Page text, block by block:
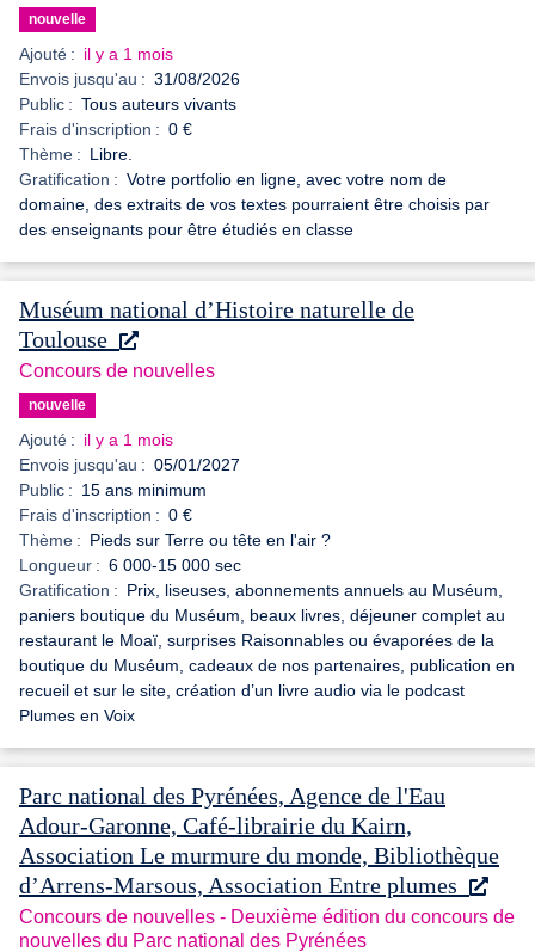
nouvelle
Ajouté : il y a 1 mois
Envois jusqu'au : 31/08/2026
Public : Tous auteurs vivants
Frais d'inscription : 0 €
Thème : Libre.
Gratification : Votre portfolio en ligne, avec votre nom de
domaine, des extraits de vos textes pourraient être choisis par
des enseignants pour être étudiés en classe
Muséum national d’Histoire naturelle de
Toulouse
Concours de nouvelles
nouvelle
Ajouté : il y a 1 mois
Envois jusqu'au : 05/01/2027
Public : 15 ans minimum
Frais d'inscription : 0 €
Thème : Pieds sur Terre ou tête en l'air ?
Longueur : 6 000-15 000 sec
Gratification : Prix, liseuses, abonnements annuels au Muséum,
paniers boutique du Muséum, beaux livres, déjeuner complet au
restaurant le Moaï, surprises Raisonnables ou évaporées de la
boutique du Muséum, cadeaux de nos partenaires, publication en
recueil et sur le site, création d’un livre audio via le podcast
Plumes en Voix
Parc national des Pyrénées, Agence de l'Eau
Adour-Garonne, Café-librairie du Kairn,
Association Le murmure du monde, Bibliothèque
d’Arrens-Marsous, Association Entre plumes
Concours de nouvelles - Deuxième édition du concours de
nouvelles du Parc national des Pyrénées